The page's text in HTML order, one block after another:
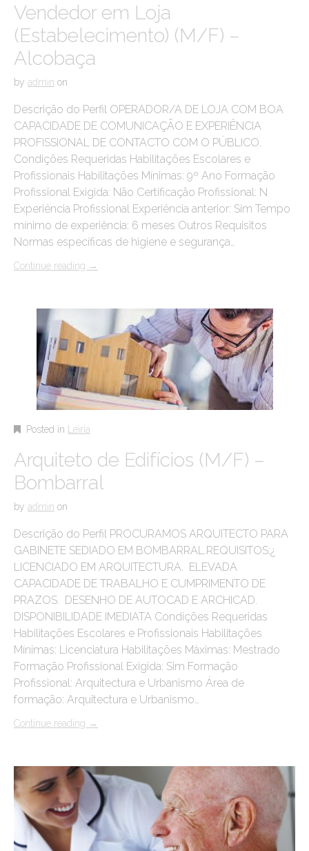
Vendedor em Loja
(Estabelecimento) (M/F) –
Alcobaça
by admin on
Descrição do Perfil OPERADOR/A DE LOJA COM BOA
CAPACIDADE DE COMUNICAÇÃO E EXPERIÊNCIA
PROFISSIONAL DE CONTACTO COM O PÚBLICO.
Condições Requeridas Habilitações Escolares e
Profissionais Habilitações Mínimas: 9º Ano Formação
Profissional Exigida: Não Certificação Profissional: N
Experiência Profissional Experiência anterior: Sim Tempo
mínimo de experiência: 6 meses Outros Requisitos
Normas específicas de higiene e segurança…
Continue reading →
Posted in Leiria
Arquiteto de Edifícios (M/F) –
Bombarral
by admin on
Descrição do Perfil PROCURAMOS ARQUITECTO PARA
GABINETE SEDIADO EM BOMBARRAL.REQUISITOS:¿
LICENCIADO EM ARQUITECTURA. ELEVADA
CAPACIDADE DE TRABALHO E CUMPRIMENTO DE
PRAZOS. DESENHO DE AUTOCAD E ARCHICAD.
DISPONIBILIDADE IMEDIATA Condições Requeridas
Habilitações Escolares e Profissionais Habilitações
Mínimas: Licenciatura Habilitações Máximas: Mestrado
Formação Profissional Exigida: Sim Formação
Profissional: Arquitectura e Urbanismo Área de
formação: Arquitectura e Urbanismo…
Continue reading →